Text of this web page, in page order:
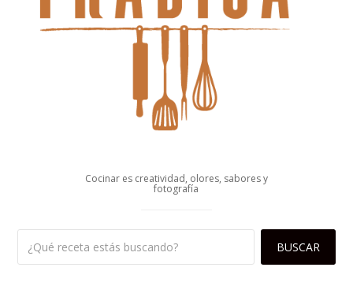
Cocinar es creatividad, olores, sabores y
fotografía